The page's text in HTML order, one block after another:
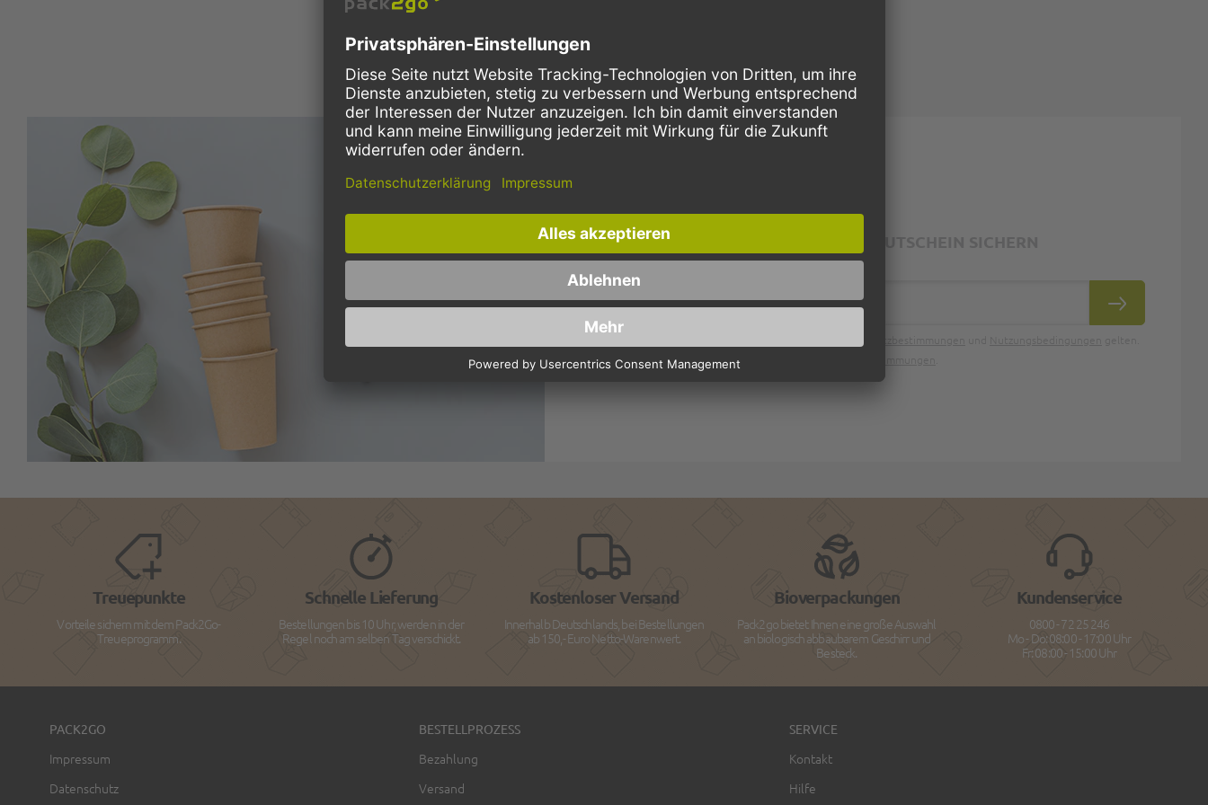
NEWSLETTER ABONNIEREN UND 10€ GUTSCHEIN SICHERN
E-Mail Adresse
ABONNIEREN
Weitere Informationen finden Sie in unseren
Treuepunkte
Vorteile sichern mit dem Pack2Go-
Treueprogramm.
Schnelle Lieferung
Bestellungen bis 10 Uhr, werden in der
Regel noch am selben Tag verschickt.
Kostenloser Versand
Innerhalb Deutschlands, bei Bestellungen
ab 150,- Euro Netto-Warenwert.
Bioverpackungen
Pack2go bietet Ihnen eine große Auswahl
an biologisch abbaubarem Geschirr und
Besteck.
Kundenservice
0800 - 72 25 246
Mo - Do: 08:00 - 17:00 Uhr
Fr: 08:00 - 15:00 Uhr
PACK2GO
Impressum
Datenschutz
BESTELLPROZESS
Bezahlung
Versand
SERVICE
Kontakt
Hilfe